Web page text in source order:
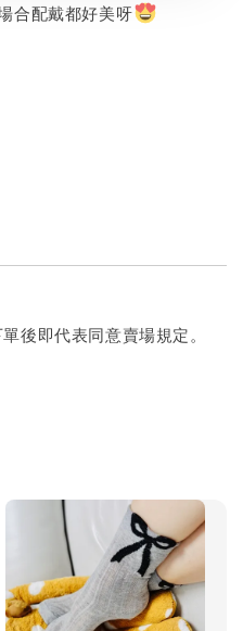
合配戴都好美呀
後即代表同意賣場規定。